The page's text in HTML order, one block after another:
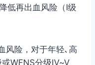
低再出血风险（Ⅰ级
风险，对于年轻､高
WFNS分级Ⅳ~Ⅴ